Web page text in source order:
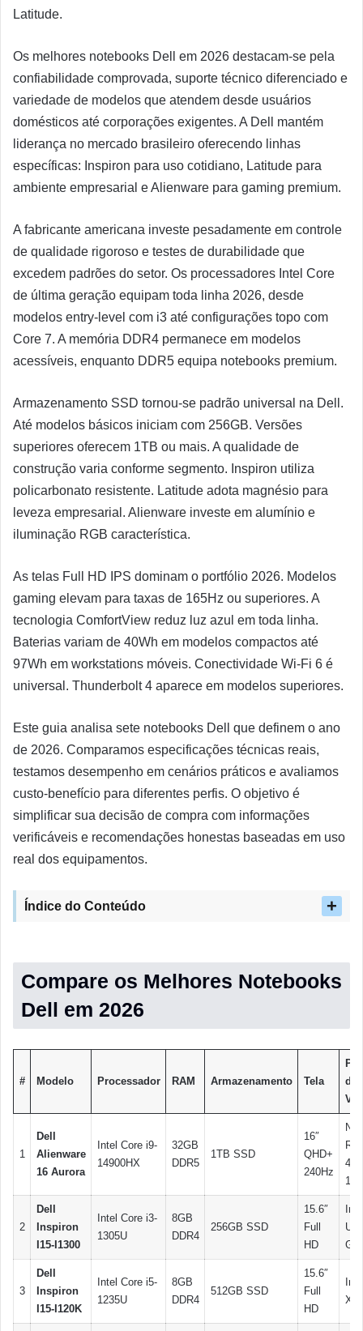
Latitude.
Os melhores notebooks Dell em 2026 destacam-se pela
confiabilidade comprovada, suporte técnico diferenciado e
variedade de modelos que atendem desde usuários
domésticos até corporações exigentes. A Dell mantém
liderança no mercado brasileiro oferecendo linhas
específicas: Inspiron para uso cotidiano, Latitude para
ambiente empresarial e Alienware para gaming premium.
A fabricante americana investe pesadamente em controle
de qualidade rigoroso e testes de durabilidade que
excedem padrões do setor. Os processadores Intel Core
de última geração equipam toda linha 2026, desde
modelos entry-level com i3 até configurações topo com
Core 7. A memória DDR4 permanece em modelos
acessíveis, enquanto DDR5 equipa notebooks premium.
Armazenamento SSD tornou-se padrão universal na Dell.
Até modelos básicos iniciam com 256GB. Versões
superiores oferecem 1TB ou mais. A qualidade de
construção varia conforme segmento. Inspiron utiliza
policarbonato resistente. Latitude adota magnésio para
leveza empresarial. Alienware investe em alumínio e
iluminação RGB característica.
As telas Full HD IPS dominam o portfólio 2026. Modelos
gaming elevam para taxas de 165Hz ou superiores. A
tecnologia ComfortView reduz luz azul em toda linha.
Baterias variam de 40Wh em modelos compactos até
97Wh em workstations móveis. Conectividade Wi-Fi 6 é
universal. Thunderbolt 4 aparece em modelos superiores.
Este guia analisa sete notebooks Dell que definem o ano
de 2026. Comparamos especificações técnicas reais,
testamos desempenho em cenários práticos e avaliamos
custo-benefício para diferentes perfis. O objetivo é
simplificar sua decisão de compra com informações
verificáveis e recomendações honestas baseadas em uso
real dos equipamentos.
Índice do Conteúdo
Compare os Melhores Notebooks
Dell em 2026
# Modelo Processador RAM Armazenamento Tela
de
1
Dell
Alienware
16 Aurora
Intel Core i9-
14900HX
32GB
DDR5
1TB SSD
16″
QHD+
240Hz
2
Dell
Inspiron
I15-I1300
Intel Core i3-
1305U
8GB
DDR4
256GB SSD
15.6″
Full
HD
3
Dell
Inspiron
I15-I120K
Intel Core i5-
1235U
8GB
DDR4
512GB SSD
15.6″
Full
HD
Xe